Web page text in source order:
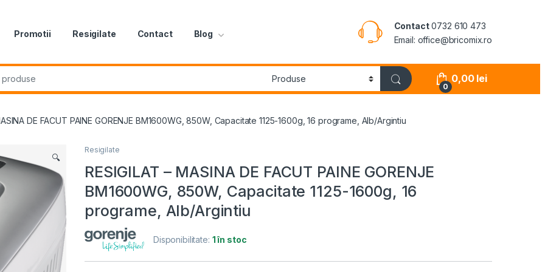
Promotii Resigilate Contact Blog
Contact0732 610 473
Email: office@bricomix.ro
0
0,00 lei
DE FACUT PAINE GORENJE BM1600WG, 850W, Capacitate 1125-1600g, 16 programe, Alb/Argintiu
🔍
Resigilate
RESIGILAT – MASINA DE FACUT PAINE GORENJE
BM1600WG, 850W, Capacitate 1125-1600g, 16
programe, Alb/Argintiu
Disponibilitate: 1 în stoc